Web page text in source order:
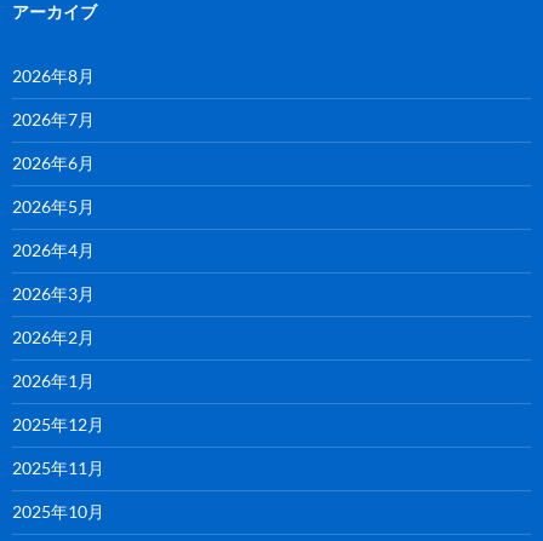
アーカイブ
2026年8月
2026年7月
2026年6月
2026年5月
2026年4月
2026年3月
2026年2月
2026年1月
2025年12月
2025年11月
2025年10月